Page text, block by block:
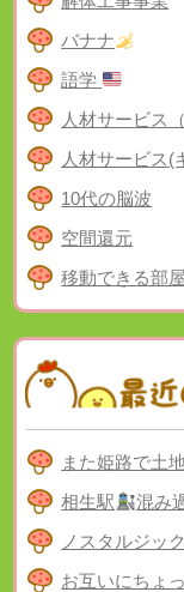
バナナ
語学
人材サービス
人材サービス(
10代の脳波
空間還元
移動できる部屋
また姫路で土
相生駅
混み
ノスタルジッ
お互いにちょ